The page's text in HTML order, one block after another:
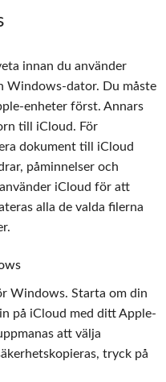
innan du använder
Windows-dator. Du måste
enheter först. Annars
till iCloud. För
dokument till iCloud
påminnelser och
iCloud för att
alla de valda filerna
Windows. Starta om din
på iCloud med ditt Apple-
att välja
tryck på